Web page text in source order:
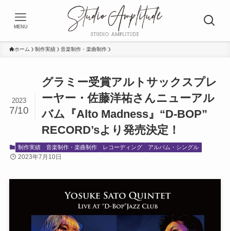
MENU
ホーム 制作実績 音楽制作・楽曲制作
グラミー受賞アルトサックスプレ
ーヤー・佐藤洋祐さんニューアル
バム『Alto Madness』“D-BOP”
RECORD’sより発売決定！
2023
7/10
制作実績 音楽制作・楽曲制作 レコーディング アルバム・シングル
2023年7月10日